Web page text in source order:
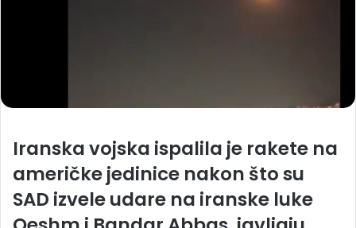
Iranska vojska ispalila je rakete na
američke jedinice nakon što su
SAD izvele udare na iranske luke